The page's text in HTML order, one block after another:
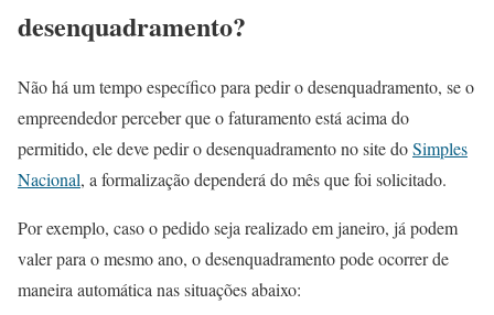
desenquadramento?
Não há um tempo específico para pedir o desenquadramento, se o
empreendedor perceber que o faturamento está acima do
permitido, ele deve pedir o desenquadramento no site doSimples
Nacional, a formalização dependerá do mês que foi solicitado.
Por exemplo, caso o pedido seja realizado em janeiro, já podem
valer para o mesmo ano, o desenquadramento pode ocorrer de
maneira automática nas situações abaixo: